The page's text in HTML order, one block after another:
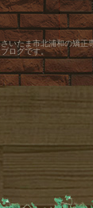
さいたま市北浦和の矯正
ブログです。